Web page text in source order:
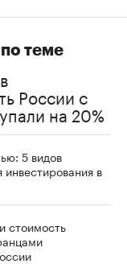
теме
России с
на 20%
5 видов
в
стоимость